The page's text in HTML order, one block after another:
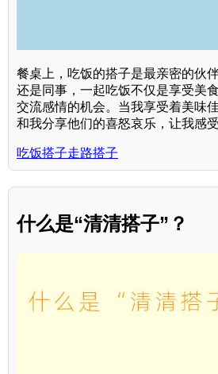
餐桌上，吃饭的搭子是最亲密的伙
还是同事，一起吃饭不仅是享受美
交流感情的机会。当我享受着美味
和我分享他们的喜怒哀乐，让我感
吃饭搭子走路搭子
什么是“清清搭子”？